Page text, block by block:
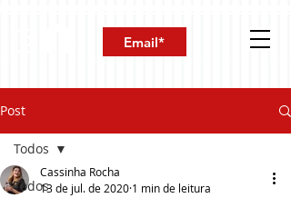
Post
Todos
Todos
Cassinha Rocha
13 de jul. de 2020 1 min de leitura